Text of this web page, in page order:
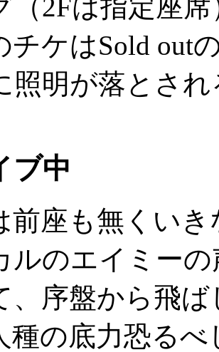
（2Fは指定座席
チケはSold out
照明が落とさ
ブ中
前座も無くい
ルのエイミー
、序盤から飛
種の底力恐るべ